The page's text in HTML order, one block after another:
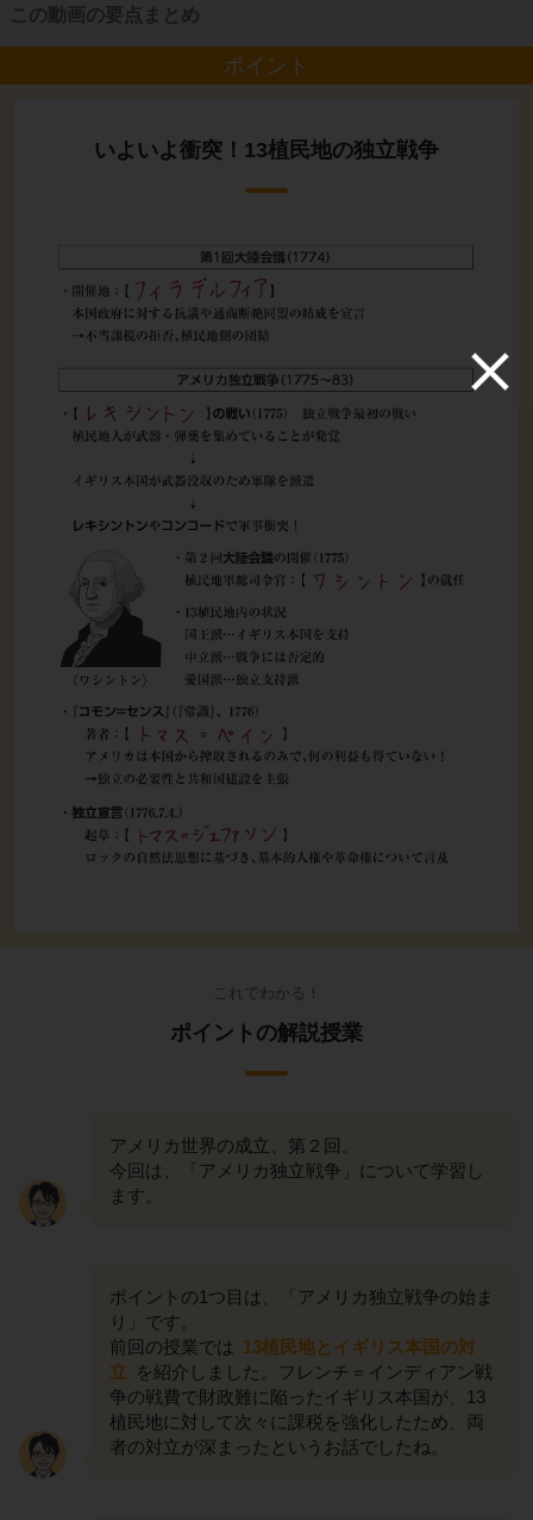
この動画の要点まとめ
ポイント
いよいよ衝突！13植民地の独立戦争
これでわかる！
ポイントの解説授業
アメリカ世界の成立、第２回。
今回は、「アメリカ独立戦争」について学習し
ます。
ポイントの1つ目は、「アメリカ独立戦争の始ま
り」です。
前回の授業では 13植民地とイギリス本国の対
立 を紹介しました。フレンチ＝インディアン戦
争の戦費で財政難に陥ったイギリス本国が、13
植民地に対して次々に課税を強化したため、両
者の対立が深まったというお話でしたね。